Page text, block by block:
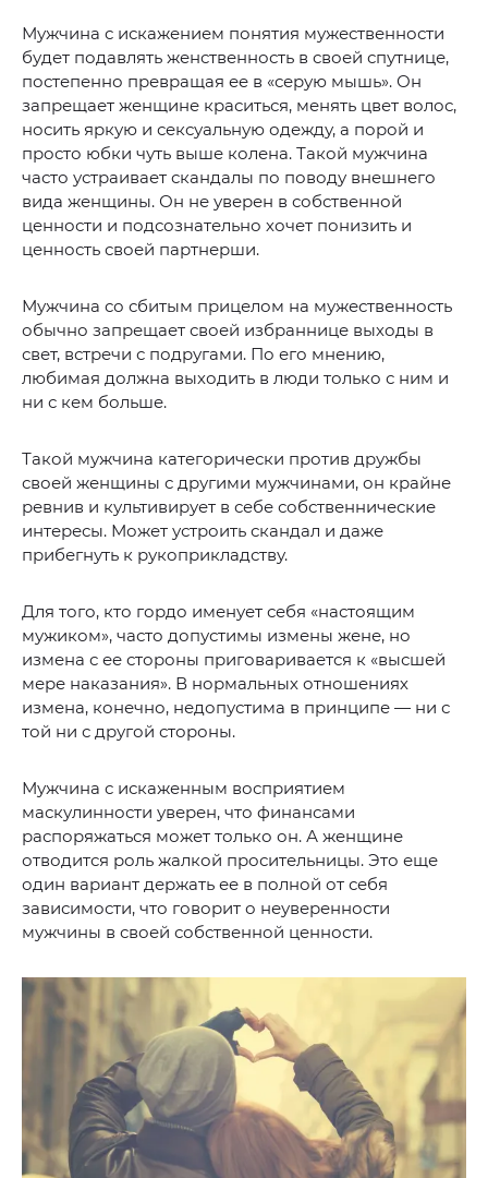
Мужчина с искажением понятия мужественности
будет подавлять женственность в своей спутнице,
постепенно превращая ее в «серую мышь». Он
запрещает женщине краситься, менять цвет волос,
носить яркую и сексуальную одежду, а порой и
просто юбки чуть выше колена. Такой мужчина
часто устраивает скандалы по поводу внешнего
вида женщины. Он не уверен в собственной
ценности и подсознательно хочет понизить и
ценность своей партнерши.
Мужчина со сбитым прицелом на мужественность
обычно запрещает своей избраннице выходы в
свет, встречи с подругами. По его мнению,
любимая должна выходить в люди только с ним и
ни с кем больше.
Такой мужчина категорически против дружбы
своей женщины с другими мужчинами, он крайне
ревнив и культивирует в себе собственнические
интересы. Может устроить скандал и даже
прибегнуть к рукоприкладству.
Для того, кто гордо именует себя «настоящим
мужиком», часто допустимы измены жене, но
измена с ее стороны приговаривается к «высшей
мере наказания». В нормальных отношениях
измена, конечно, недопустима в принципе — ни с
той ни с другой стороны.
Мужчина с искаженным восприятием
маскулинности уверен, что финансами
распоряжаться может только он. А женщине
отводится роль жалкой просительницы. Это еще
один вариант держать ее в полной от себя
зависимости, что говорит о неуверенности
мужчины в своей собственной ценности.